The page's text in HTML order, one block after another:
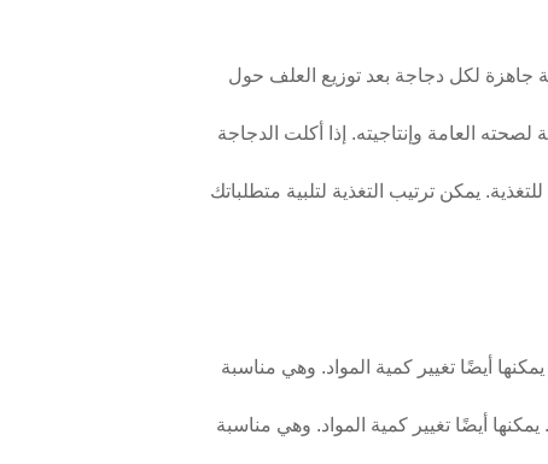
لكل دجاجة بعد توزيع العلف حول
العامة وإنتاجيته. إذا أكلت الدجاجة
يمكن ترتيب التغذية لتلبية متطلباتك
أيضًا تغيير كمية المواد. وهي مناسبة
أيضًا تغيير كمية المواد. وهي مناسبة